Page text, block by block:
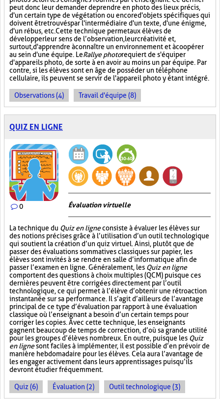
peut donc leur demander de prendre en photo des lieux précis,
d'un certain type de végétation ou encore d'objets spécifiques qui
doivent être trouvés par l'intermédiaire d'un texte, d'une énigme,
d'un rébus, etc. Cette technique permet aux élèves de
développer leur sens de l’observation, leur créativité et,
surtout, d'apprendre à connaître un environnement et à coopérer
au sein d'une équipe. LeRallye photorequiert de s'équiper
d'appareils photo, de sorte à en avoir au moins un par équipe. Par
contre, si les élèves sont en âge de posséder un téléphone
cellulaire, ils peuvent se servir de l'appareil photo y étant intégré.
Observations (4) Travail d'équipe (8)
QUIZ EN LIGNE
0 Évaluation virtuelle
La technique du Quiz en ligneconsiste à évaluer les élèves sur
des notions précises grâce à l’utilisation d’un outil technologique
qui soutient la création d’un quiz virtuel. Ainsi, plutôt que de
passer des évaluations sommatives classiques sur papier, les
élèves sont invités à se rendre en salle d’informatique afin de
passer l’examen en ligne. Généralement, les Quiz en ligne
comportent des questions à choix multiples (QCM) puisque ces
dernières peuvent être corrigées directement par l’outil
technologique, ce qui permet à l’élève d’obtenir une rétroaction
instantanée sur sa performance. Il s’agit d’ailleurs de l’avantage
principal de ce type d’évaluation par rapport à une évaluation
classique où l’enseignant a besoin d’un certain temps pour
corriger les copies. Avec cette technique, les enseignants
gagnent beaucoup de temps de correction, d’où sa grande utilité
pour les groupes d’élèves nombreux. En outre, puisque les Quiz
en lignesont faciles à implémenter, il est possible d’en prévoir de
manière hebdomadaire pour les élèves. Cela aura l’avantage de
les engager activement dans leurs apprentissages puisqu’ils
devront étudier fréquemment.
Quiz (6) Évaluation (2) Outil technologique (3)